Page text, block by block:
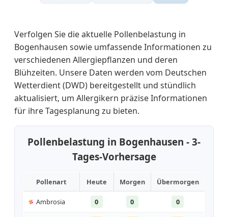
Verfolgen Sie die aktuelle Pollenbelastung in
Bogenhausen sowie umfassende Informationen zu
verschiedenen Allergiepflanzen und deren
Blühzeiten. Unsere Daten werden vom Deutschen
Wetterdient (DWD) bereitgestellt und stündlich
aktualisiert, um Allergikern präzise Informationen
für ihre Tagesplanung zu bieten.
Pollenbelastung in Bogenhausen - 3-
Tages-Vorhersage
Pollenart Heute Morgen Übermorgen
Ambrosia 0 0 0